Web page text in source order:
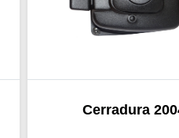
Cerradura